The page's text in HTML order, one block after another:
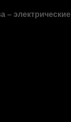
– электрические